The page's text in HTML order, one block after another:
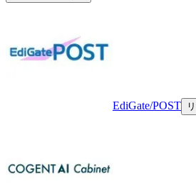
EdiGate/POST